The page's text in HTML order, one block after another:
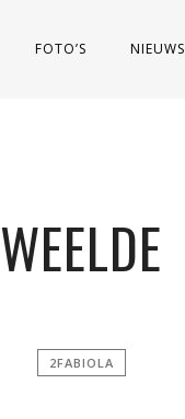
FOTO’S NIEUWS
WEELDE
2FABIOLA